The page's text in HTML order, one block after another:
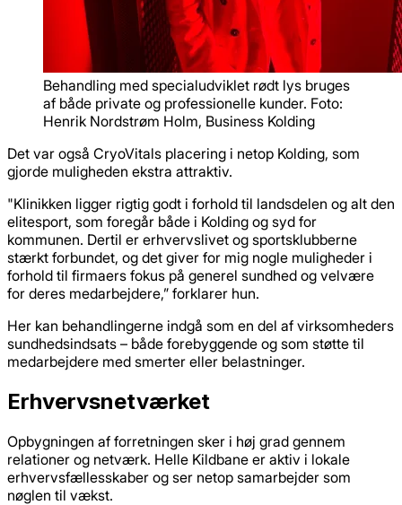
Behandling med specialudviklet rødt lys bruges
af både private og professionelle kunder. Foto:
Henrik Nordstrøm Holm, Business Kolding
Det var også CryoVitals placering i netop Kolding, som
gjorde muligheden ekstra attraktiv.
"Klinikken ligger rigtig godt i forhold til landsdelen og alt den
elitesport, som foregår både i Kolding og syd for
kommunen. Dertil er erhvervslivet og sportsklubberne
stærkt forbundet, og det giver for mig nogle muligheder i
forhold til firmaers fokus på generel sundhed og velvære
for deres medarbejdere,” forklarer hun.
Her kan behandlingerne indgå som en del af virksomheders
sundhedsindsats – både forebyggende og som støtte til
medarbejdere med smerter eller belastninger.
Erhvervsnetværket
Opbygningen af forretningen sker i høj grad gennem
relationer og netværk. Helle Kildbane er aktiv i lokale
erhvervsfællesskaber og ser netop samarbejder som
nøglen til vækst.